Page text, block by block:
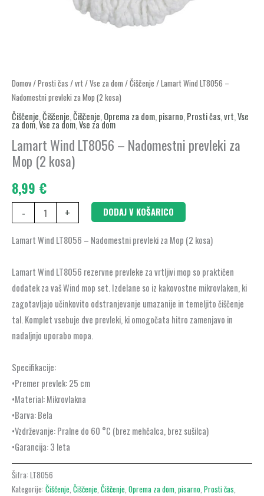
Domov/Prosti čas /vrt/Vse za dom /Čiščenje / Lamart Wind LT8056 –
Nadomestni prevleki za Mop (2 kosa)
Čiščenje,Čiščenje,Čiščenje, Oprema za dom, pisarno, Prosti čas,vrt,Vse
za dom,Vse za dom,Vse za dom
Lamart Wind LT8056 – Nadomestni prevleki za
Mop (2 kosa)
8,99 €
-
Lamart
Wind
LT8056
–
Nadomestni
prevleki
Mop
kosa)
količina
+ DODAJ V KOŠARICO
Lamart Wind LT8056 – Nadomestni prevleki za Mop (2 kosa)
Lamart Wind LT8056 rezervne prevleke za vrtljivi mop so praktičen
dodatek za vaš Wind mop set. Izdelane so iz kakovostne mikrovlaken, ki
zagotavljajo učinkovito odstranjevanje umazanije in temeljito čiščenje
tal. Komplet vsebuje dve prevleki, ki omogočata hitro zamenjavo in
nadaljnjo uporabo mopa.
Specifikacije:
•Premer prevlek: 25 cm
•Material: Mikrovlakna
•Barva: Bela
•Vzdrževanje: Pralne do 60 °C (brez mehčalca, brez sušilca)
•Garancija: 3 leta
Šifra: LT8056
Kategorije: Čiščenje Čiščenje Čiščenje Oprema za dom pisarno Prosti čas